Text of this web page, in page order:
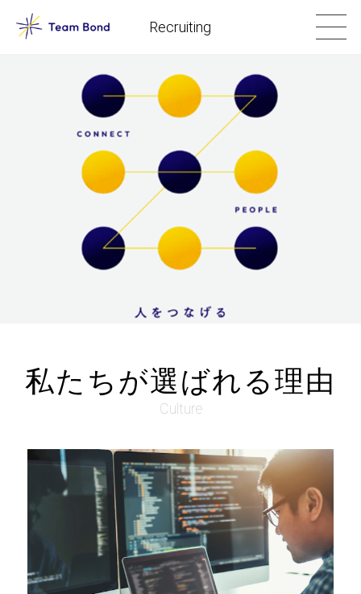
Recruiting
私たちが選ばれる理由
Culture